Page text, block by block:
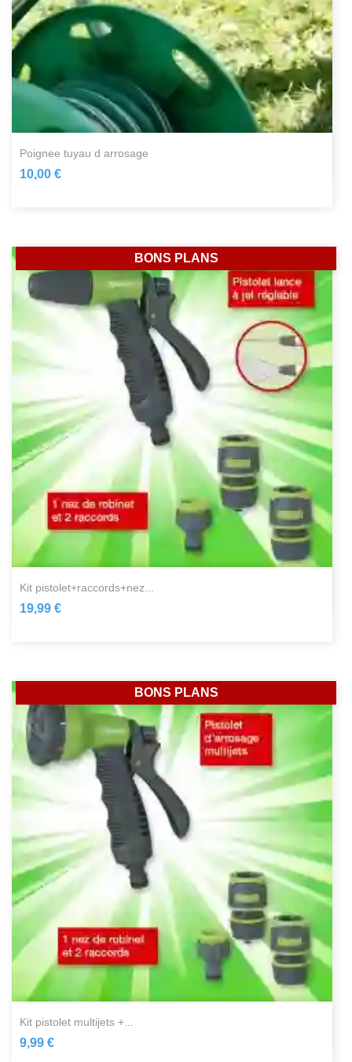
poignee tuyau d arrosage
10,00 €
kit pistolet+raccords+nez...
19,99 €
BONS PLANS
kit pistolet multijets +...
9,99 €
BONS PLANS